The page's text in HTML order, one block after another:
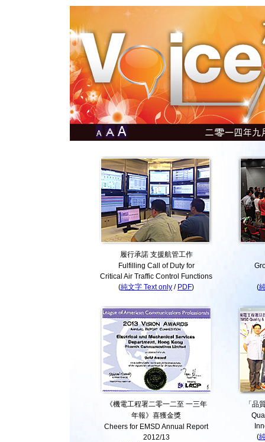
履行承諾 支援航管工作
Fulfilling Call of Duty for
Critical Air Traffic Control Functions
(純文字 Text only / PDF) (
《機電工程署二零一二至 一三年
年報》喜獲金獎
Cheers for EMSD Annual Report
2012/13
「品
(